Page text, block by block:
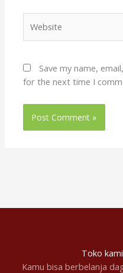
Save my name,
for the next time I
Toko
Kamu bisa berbelanja